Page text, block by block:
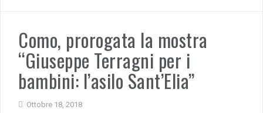
Como, prorogata la mostra
“Giuseppe Terragni per i
bambini: l’asilo Sant’Elia”
Ottobre 18, 2018